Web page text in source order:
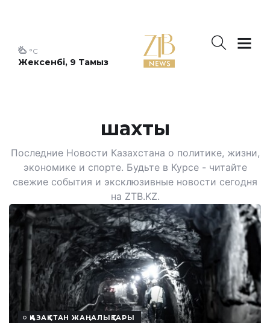
Жексенбі, 9 Тамыз
°C
шахты
Последние Новости Казахстана о политике, жизни,
экономике и спорте. Будьте в Курсе - читайте
свежие события и эксклюзивные новости сегодня
на ZTB.KZ.
ҚАЗАҚСТАН ЖАҢАЛЫҚТАРЫ